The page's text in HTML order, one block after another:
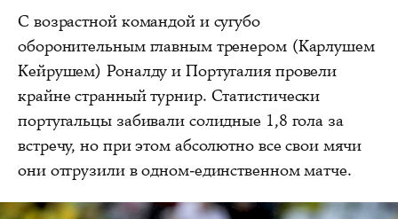
С возрастной командой и сугубо
оборонительным главным тренером (Карлушем
Кейрушем) Роналду и Португалия провели
крайне странный турнир. Статистически
португальцы забивали солидные 1,8 гола за
встречу, но при этом абсолютно все свои мячи
они отгрузили в одном-единственном матче.